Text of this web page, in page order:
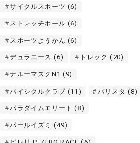
サイクルスポーツ (6)
ストレッチポール (6)
スポーツようかん (6)
デュラエース (6) トレック (20)
ナルーマスクN1 (9)
バイシクルクラブ (11) バリスタ (8)
パラダイムエリート (8)
パールイズミ (49)